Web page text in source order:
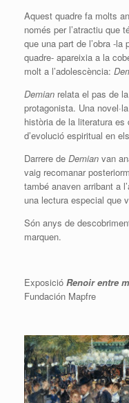
Aquest quadre fa molts
només per l’atractiu que
que una part de l’obra -
quadre- apareixia a la
molt a l’adolescència:
Demian relata el pas de
protagonista. Una
història de la literatura es
d’evolució espiritual en
Darrere de Demian van
vaig recomanar
també anaven arribant a
una lectura especial que
Són anys de
marquen.
Exposició Renoir entre
Fundación Mapfre